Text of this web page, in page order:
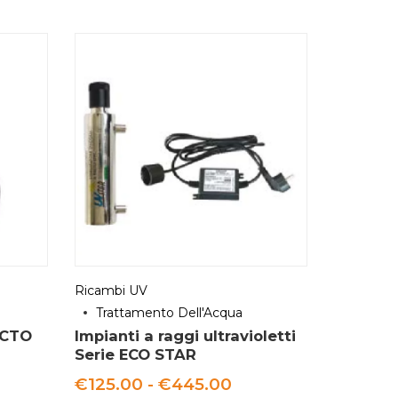
Ricambi UV
Trattamento Dell'Acqua
Impianti a raggi ultravioletti
Serie ECO STAR
€125.00 - €445.00Fascia